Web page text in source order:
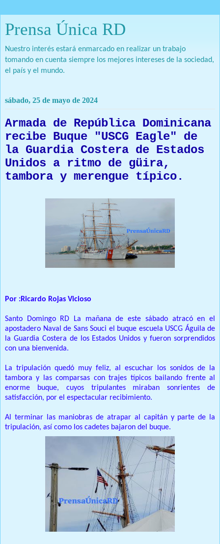
Prensa Única RD
Nuestro interés estará enmarcado en realizar un trabajo
tomando en cuenta siempre los mejores intereses de la sociedad,
el país y el mundo.
sábado, 25 de mayo de 2024
Armada de República Dominicana
recibe Buque "USCG Eagle" de
la Guardia Costera de Estados
Unidos a ritmo de güira,
tambora y merengue típico.
Por :Ricardo Rojas Vicioso
Santo Domingo RD La mañana de este sábado atracó en el
apostadero Naval de Sans Souci el buque escuela USCG Águila de
la Guardia Costera de los Estados Unidos y fueron sorprendidos
con una bienvenida.
La tripulación quedó muy feliz, al escuchar los sonidos de la
tambora y las comparsas con trajes típicos bailando frente al
enorme buque, cuyos tripulantes miraban sonrientes de
satisfacción, por el espectacular recibimiento.
Al terminar las maniobras de atrapar al capitán y parte de la
tripulación, así como los cadetes bajaron del buque.